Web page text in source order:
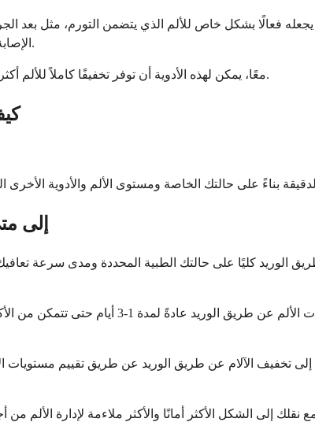
الإصابة. الإيبوبروفين أقوى بشكل عام من الأسيتامينوفين للألم الالتهابي ولكنه يحتاج إلى مراقبة أكثر دقة.
معًا، يمكن لهذه الأدوية أن توفر تخفيفًا كاملاً للألم أكثر من أي منهما بمفرده، ولهذا السبب قد يستخدمها فريق الرعاية الصحية الخاص بك معًا أثناء علاجك.
إلى
طريق الوريد كليًا على حالتك الطبية المحددة ومدى سرعة
بالنسبة لمرضى ما بعد الجراحة،
تخفيف الآلام عن طريق الوريد عن طريق تقييم مستويات
مع نقلك إلى الشكل الأكثر أمانًا والأكثر ملاءمة